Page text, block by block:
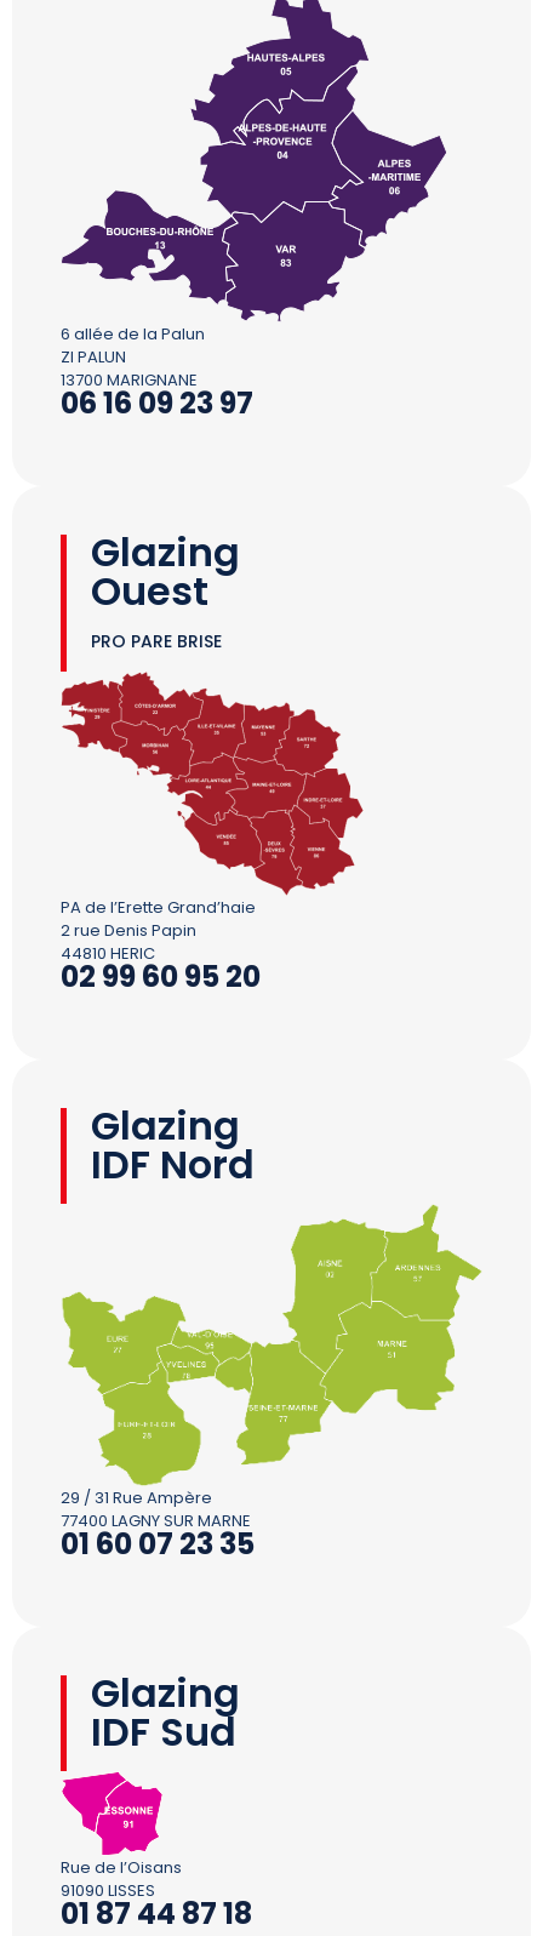
6 allée de la Palun
ZI PALUN
13700 MARIGNANE
06 16 09 23 97
Glazing
Ouest
PRO PARE BRISE
PA de l’Erette Grand’haie
2 rue Denis Papin
44810 HERIC
02 99 60 95 20
Glazing
IDF Nord
29 / 31 Rue Ampère
77400 LAGNY SUR MARNE
01 60 07 23 35
Glazing
IDF Sud
Rue de l’Oisans
91090 LISSES
01 87 44 87 18